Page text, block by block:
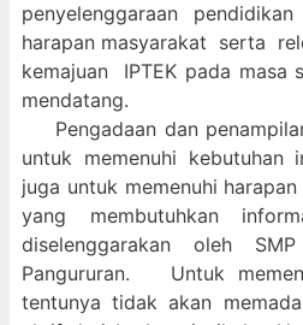
penyelenggaraan
harapan masyarakat serta
kemajuan IPTEK pada
mendatang.
Pengadaan dan
untuk memenuhi kebutuhan
juga untuk memenuhi
yang membutuhkan
diselenggarakan oleh
Pangururan. Untuk
tentunya tidak akan